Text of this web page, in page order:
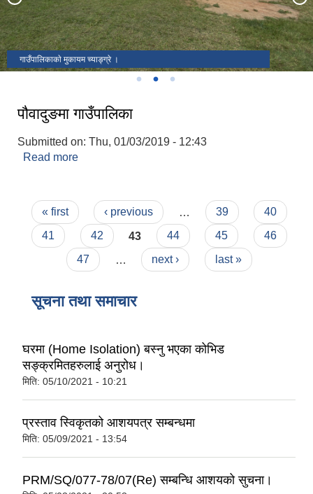
गाउँपालिकाकाे मुकायम च्याङ्ग्रे ।
पौवादुङमा गाउँपालिका
Submitted on: Thu, 01/03/2019 - 12:43
Read more
Pages
« first ‹ previous 39
40
41
42 43 44 45
46
47
next › last »
सूचना तथा समाचार
घरमा (Home Isolation) बस्नु भएका कोभिड
सङ्क्रमितहरुलाई अनुरोध।
मिति: 05/10/2021 - 10:21
प्रस्ताव स्विकृतको आशयपत्र सम्बन्धमा
मिति: 05/09/2021 - 13:54
PRM/SQ/077-78/07(Re) सम्बन्धि आशयको सुचना।